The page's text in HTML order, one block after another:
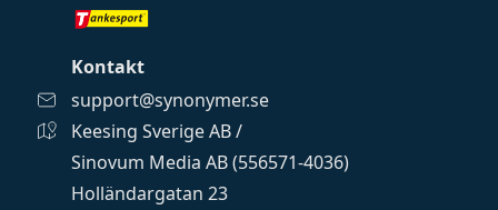
Kontakt
support@synonymer.se
Keesing Sverige AB /
Sinovum Media AB (556571-4036)
Holländargatan 23